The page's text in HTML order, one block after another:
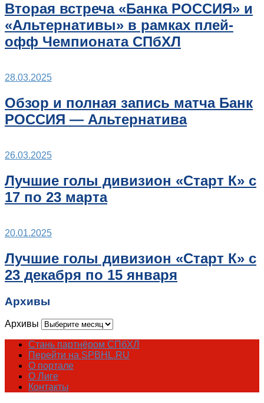
Вторая встреча «Банка РОССИЯ» и
«Альтернативы» в рамках плей-
офф Чемпионата СПбХЛ
28.03.2025
Обзор и полная запись матча Банк
РОССИЯ — Альтернатива
26.03.2025
Лучшие голы дивизион «Старт К» с
17 по 23 марта
20.01.2025
Лучшие голы дивизион «Старт К» с
23 декабря по 15 января
Архивы
Архивы
Стань партнёром СПбХЛ
Перейти на SPBHL.RU
О портале
О Лиге
Контакты